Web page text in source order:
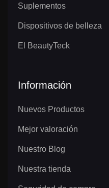
Suplementos
Dispositivos de belleza
El BeautyTeck
Información
Nuevos Productos
Mejor valoración
Nuestro Blog
Nuestra tienda